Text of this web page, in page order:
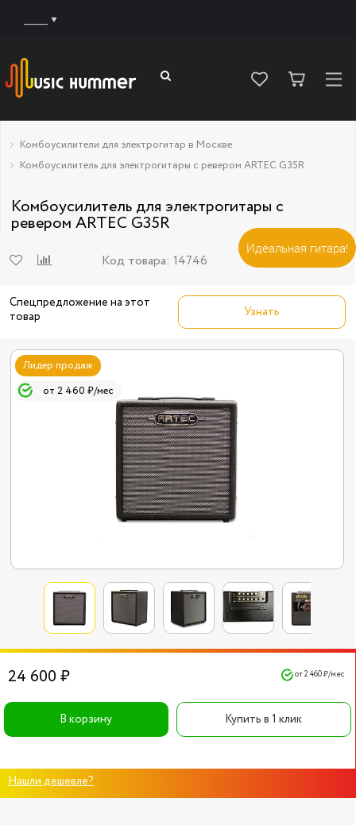
Комбоусилители для электрогитар в Москве
Комбоусилитель для электрогитары с ревером ARTEC G35R
Комбоусилитель для электрогитары с
ревером ARTEC G35R
Код товара: 14746
Спецпредложение на этот
товар
Узнать
Лидер продаж
от 2 460 ₽/мес
24 600 ₽ от 2 460 ₽/мес
В корзину Купить в 1 клик
Нашли дешевле?
Идеальная гитара!